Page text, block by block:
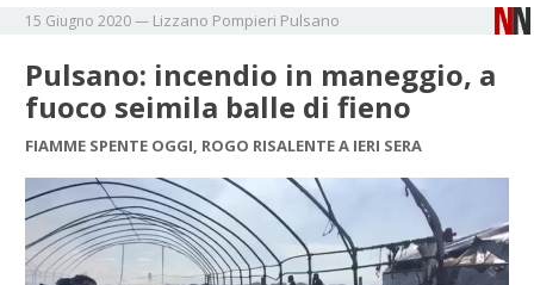
15 Giugno 2020— Lizzano Pompieri Pulsano
Pulsano: incendio in maneggio, a
fuoco seimila balle di fieno
FIAMME SPENTE OGGI, ROGO RISALENTE A IERI SERA